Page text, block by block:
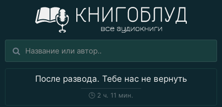
После развода. Тебе нас не вернуть
🕒 2 ч. 11 мин.